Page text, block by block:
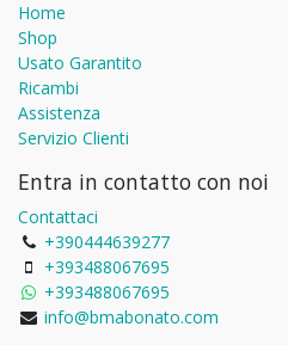
Home
Shop
Usato Garantito
Ricambi
Assistenza
Servizio Clienti
Entra in contatto con noi
Contattaci
+390444639277
+393488067695
+393488067695
info@bmabonato.com